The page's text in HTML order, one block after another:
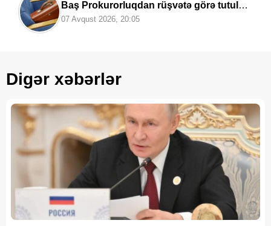
Baş Prokurorluqdan rüşvətə görə tutulan
vəzifəli şəxslərlə bağlı MƏLUMAT
07 Avqust 2026, 20:05
Digər xəbərlər